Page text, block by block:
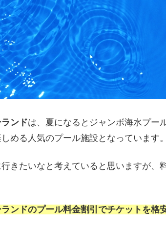
ンドは、夏になるとジャンボ海水プー
める人気のプール施設となっています。
きたいなと考えていると思いますが、
ンドのプール料金割引でチケットを格